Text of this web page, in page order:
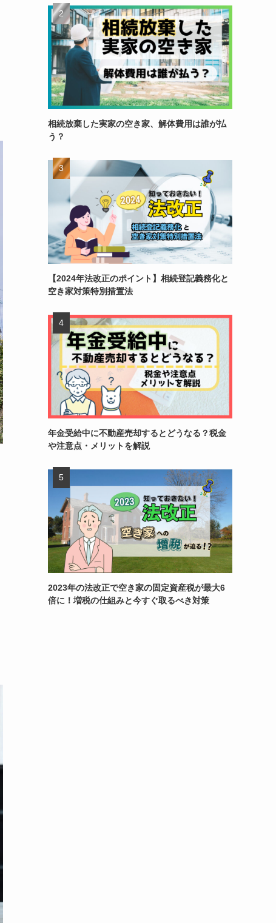
相続放棄した実家の空き家、解体費用は誰が払
う？
【2024年法改正のポイント】相続登記義務化と
空き家対策特別措置法
年金受給中に不動産売却するとどうなる？税金
や注意点・メリットを解説
2023年の法改正で空き家の固定資産税が最大6
倍に！増税の仕組みと今すぐ取るべき対策